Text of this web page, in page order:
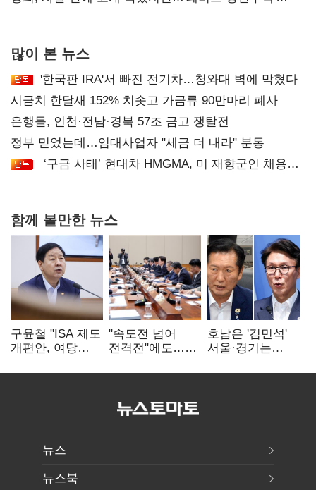
많이 본 뉴스
'한국판 IRA'서 빠진 전기차…청와대 벽에 막혔다
시금치 한달새 152% 치솟고 가금류 90만마리 폐사
은행들, 인천·전남·경북 57조 금고 쟁탈전
정부 믿었는데…임대사업자 "세금 더 내라" 분통
‘구금 사태’ 현대차 HMGMA, 미 재향군인 채용
함께 볼만한 뉴스
구윤철 "ISA 제도
개편안, 여당
제도 보완 적극
"속도전 넘어
전격전"에도…
주 52시간까지
호남은 '김민석'
서울·경기는
승자는 '안갯속'
뉴스
뉴스북